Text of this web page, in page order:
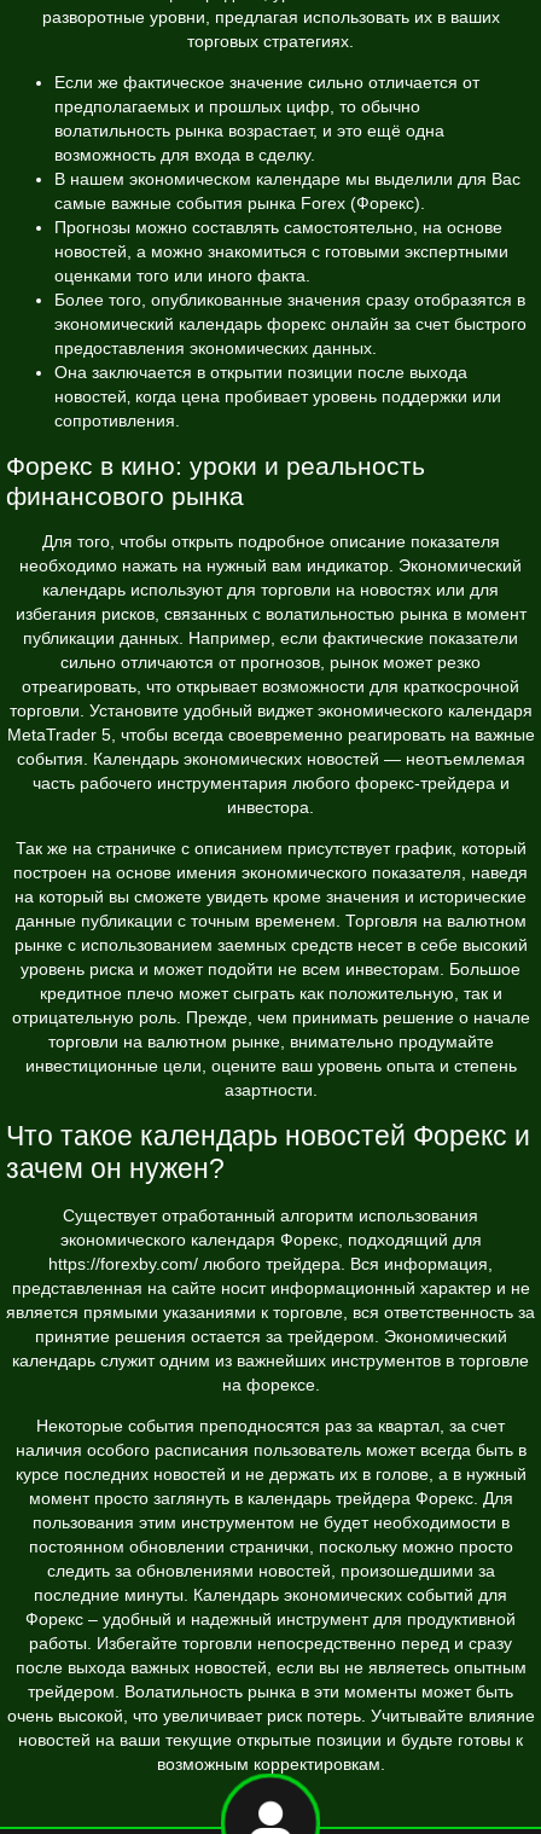
разворотные уровни, предлагая использовать их в ваших
торговых стратегиях.
Если же фактическое значение сильно отличается от
предполагаемых и прошлых цифр, то обычно
волатильность рынка возрастает, и это ещё одна
возможность для входа в сделку.
В нашем экономическом календаре мы выделили для Вас
самые важные события рынка Forex (Форекс).
Прогнозы можно составлять самостоятельно, на основе
новостей, а можно знакомиться с готовыми экспертными
оценками того или иного факта.
Более того, опубликованные значения сразу отобразятся в
экономический календарь форекс онлайн за счет быстрого
предоставления экономических данных.
Она заключается в открытии позиции после выхода
новостей‚ когда цена пробивает уровень поддержки или
сопротивления.
Форекс в кино: уроки и реальность
финансового рынка
Для того, чтобы открыть подробное описание показателя
необходимо нажать на нужный вам индикатор. Экономический
календарь используют для торговли на новостях или для
избегания рисков, связанных с волатильностью рынка в момент
публикации данных. Например, если фактические показатели
сильно отличаются от прогнозов, рынок может резко
отреагировать, что открывает возможности для краткосрочной
торговли. Установите удобный виджет экономического календаря
MetaTrader 5, чтобы всегда своевременно реагировать на важные
события. Календарь экономических новостей — неотъемлемая
часть рабочего инструментария любого форекс-трейдера и
инвестора.
Так же на страничке с описанием присутствует график, который
построен на основе имения экономического показателя, наведя
на который вы сможете увидеть кроме значения и исторические
данные публикации с точным временем. Торговля на валютном
рынке с использованием заемных средств несет в себе высокий
уровень риска и может подойти не всем инвесторам. Большое
кредитное плечо может сыграть как положительную, так и
отрицательную роль. Прежде, чем принимать решение о начале
торговли на валютном рынке, внимательно продумайте
инвестиционные цели, оцените ваш уровень опыта и степень
азартности.
Что такое календарь новостей Форекс и
зачем он нужен?
Существует отработанный алгоритм использования
экономического календаря Форекс, подходящий для
https://forexby.com/ любого трейдера. Вся информация,
представленная на сайте носит информационный характер и не
является прямыми указаниями к торговле, вся ответственность за
принятие решения остается за трейдером. Экономический
календарь служит одним из важнейших инструментов в торговле
на форексе.
Некоторые события преподносятся раз за квартал, за счет
наличия особого расписания пользователь может всегда быть в
курсе последних новостей и не держать их в голове, а в нужный
момент просто заглянуть в календарь трейдера Форекс. Для
пользования этим инструментом не будет необходимости в
постоянном обновлении странички, поскольку можно просто
следить за обновлениями новостей, произошедшими за
последние минуты. Календарь экономических событий для
Форекс – удобный и надежный инструмент для продуктивной
работы. Избегайте торговли непосредственно перед и сразу
после выхода важных новостей, если вы не являетесь опытным
трейдером. Волатильность рынка в эти моменты может быть
очень высокой, что увеличивает риск потерь. Учитывайте влияние
новостей на ваши текущие открытые позиции и будьте готовы к
возможным корректировкам.